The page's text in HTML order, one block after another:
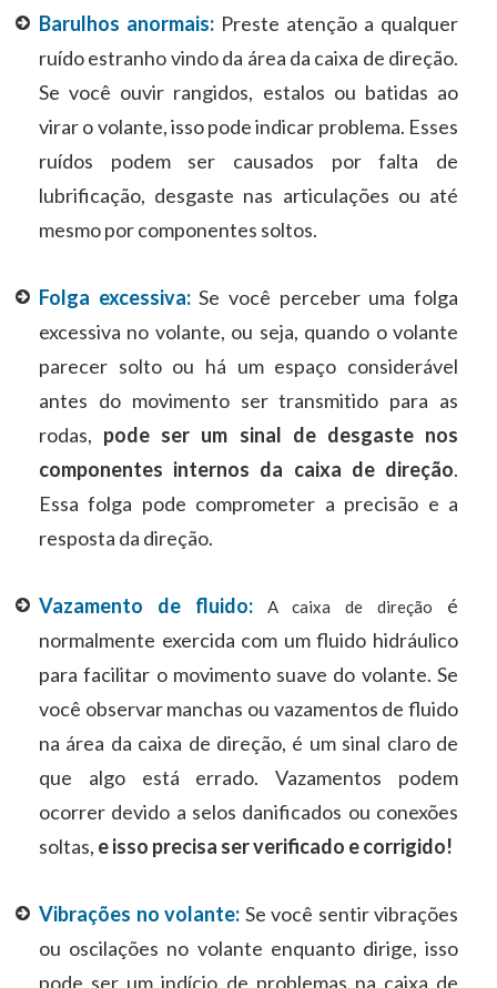
Barulhos anormais: Preste atenção a qualquer
ruído estranho vindo da área da caixa de direção.
Se você ouvir rangidos, estalos ou batidas ao
virar o volante, isso pode indicar problema. Esses
ruídos podem ser causados ​​por falta de
lubrificação, desgaste nas articulações ou até
mesmo por componentes soltos.
Folga excessiva:Se você perceber uma folga
excessiva no volante, ou seja, quando o volante
parecer solto ou há um espaço considerável
antes do movimento ser transmitido para as
rodas, pode ser um sinal de desgaste nos
componentes internos da caixa de direção.
Essa folga pode comprometer a precisão e a
resposta da direção.
Vazamento de fluido: A caixa de direção é
normalmente exercida com um fluido hidráulico
para facilitar o movimento suave do volante. Se
você observar manchas ou vazamentos de fluido
na área da caixa de direção, é um sinal claro de
que algo está errado. Vazamentos podem
ocorrer devido a selos danificados ou conexões
soltas, e isso precisa ser verificado e corrigido!
Vibrações no volante: Se você sentir vibrações
ou oscilações no volante enquanto dirige, isso
pode ser um indício de problemas na caixa de